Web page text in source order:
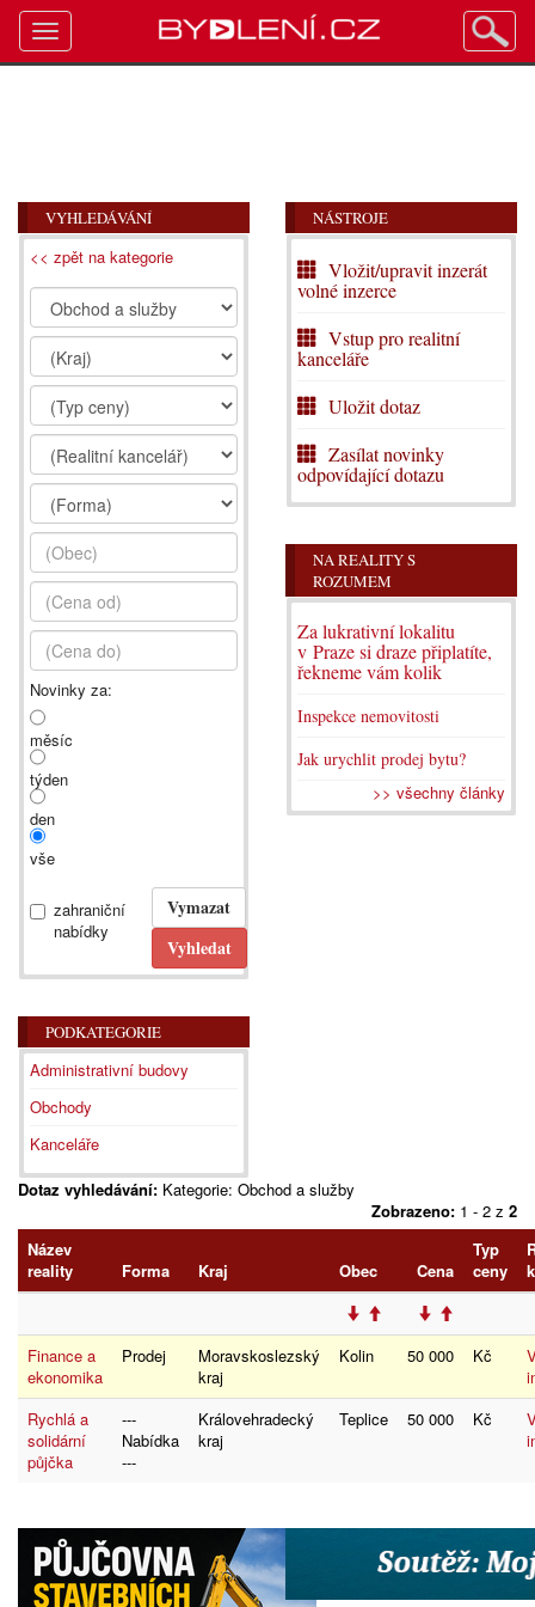
VYHLEDÁVÁNÍ
<< zpět na kategorie
Novinky za:
měsíc
týden
den
vše
zahraniční
nabídky
PODKATEGORIE
Administrativní budovy
Obchody
Kanceláře
NÁSTROJE
Vložit/upravit inzerát
volné inzerce
Vstup pro realitní
kanceláře
Uložit dotaz
Zasílat novinky
odpovídající dotazu
NA REALITY S
ROZUMEM
Za lukrativní lokalitu
v Praze si draze připlatíte,
řekneme vám kolik
Inspekce nemovitosti
Jak urychlit prodej bytu?
>> všechny články
Dotaz vyhledávání: Kategorie: Obchod a služby
Zobrazeno: 1 - 2 z 2
Název
reality
Forma Kraj Obec Cena
Typ
ceny
Finance a
ekonomika
Prodej
Moravskoslezský
kraj
Kolin 50 000 Kč
Rychlá a
solidární
půjčka
---
Nabídka
---
Královehradecký
kraj
Teplice 50 000 Kč
Toggle
navigation